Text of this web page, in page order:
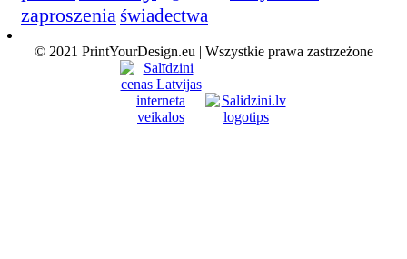
zaproszeniaświadectwa
© 2021 PrintYourDesign.eu | Wszystkie prawa zastrzeżone